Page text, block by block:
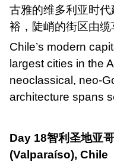
古雅的维多利亚时
裕，陡峭的街区由缆
Chile’s modern
largest cities in the
neoclassical, neo-
architecture spans
Day 18智利圣地亚
(Valparaíso), Chile